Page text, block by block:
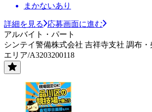
まかないあり
詳細を見る
応募画面に進む
アルバイト・パート
シンテイ警備株式会社 吉祥寺支社 調布
エリア/A3203200118